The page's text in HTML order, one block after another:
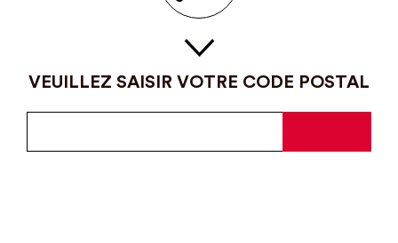
VEUILLEZ SAISIR VOTRE CODE POSTAL